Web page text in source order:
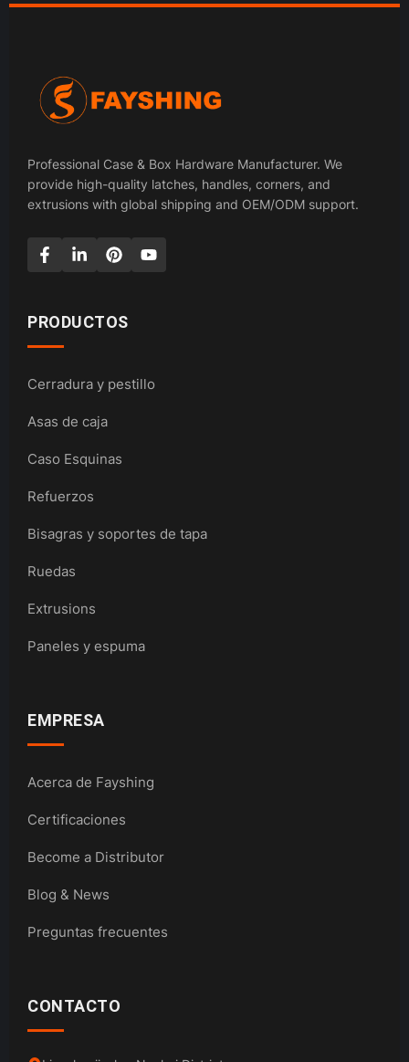
Professional Case & Box Hardware Manufacturer. We
provide high-quality latches, handles, corners, and
extrusions with global shipping and OEM/ODM support.
PRODUCTOS
Cerradura y pestillo
Asas de caja
Caso Esquinas
Refuerzos
Bisagras y soportes de tapa
Ruedas
Extrusions
Paneles y espuma
EMPRESA
Acerca de Fayshing
Certificaciones
Become a Distributor
Blog & News
Preguntas frecuentes
CONTACTO